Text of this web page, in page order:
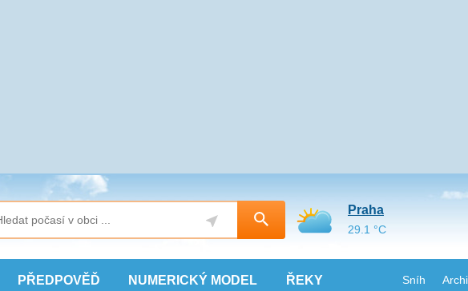
PŘEDPOVĚĎ NUMERICKÝ MODEL ŘEKY Sníh
Praha
29.1 °C